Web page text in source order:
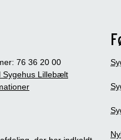
76 36 20 00
Sygehus Lillebælt